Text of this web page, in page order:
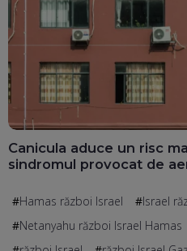
Canicula aduce un risc
sindromul provocat de
Hamas război Israel
Israel
Netanyahu război Israel Hamas